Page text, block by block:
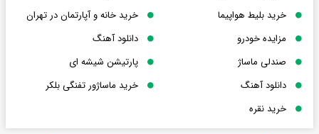
خرید بلیط هواپیما
خرید خانه و آپارتمان در تهران
مزایده خودرو
دانلود آهنگ
صندلی ماساژ
پارتیشن شیشه ای
دانلود آهنگ
خرید ماساژور تفنگی بلکر
خرید نقره